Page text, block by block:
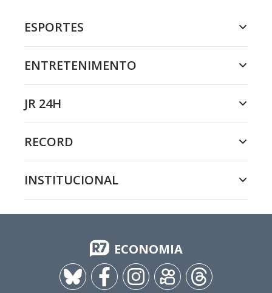
ESPORTES
ENTRETENIMENTO
JR 24H
RECORD
INSTITUCIONAL
ECONOMIA